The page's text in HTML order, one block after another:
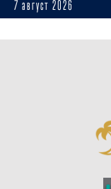
7 август 2026